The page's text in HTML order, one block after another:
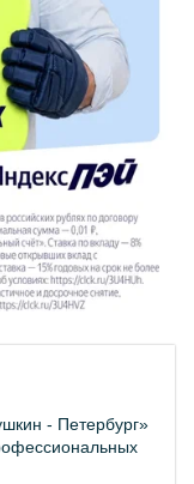
- Петербург»